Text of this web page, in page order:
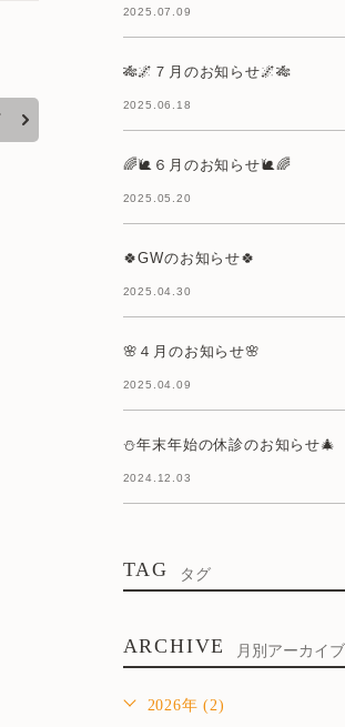
2025.07.09
🎋🌌７月のお知らせ🌌🎋
2025.06.18
🌈🐌６月のお知らせ🐌🌈
2025.05.20
🍀GWのお知らせ🍀
2025.04.30
🌸４月のお知らせ🌸
2025.04.09
⛄年末年始の休診のお知らせ🎄
2024.12.03
TAG タグ
ARCHIVE 月別アーカイブ
2026年 (2)